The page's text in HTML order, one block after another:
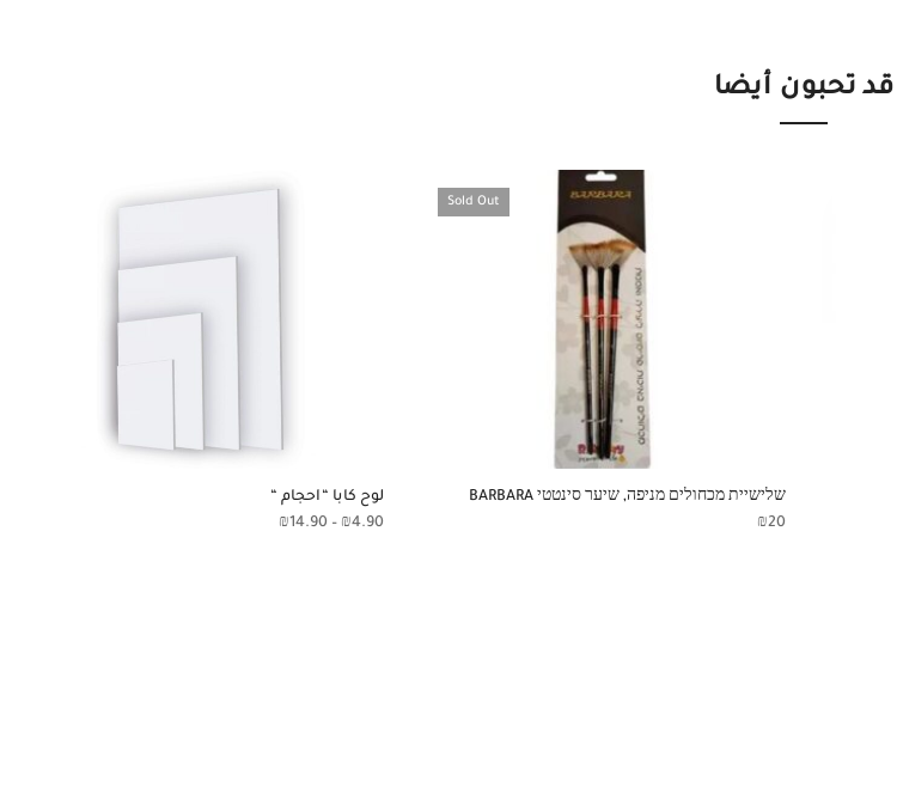
قد تحبون أيضا
Sold Out
שלישיית מכחולים מניפה, שיער סינטטי BARBARA
₪20
لوح كابا “احجام “
₪4.90
–
₪14.90